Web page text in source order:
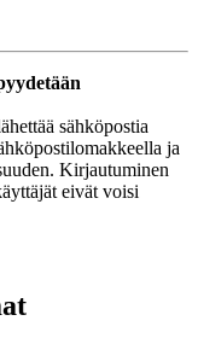
sähköpostia
ja
Kirjautuminen
eivät voisi